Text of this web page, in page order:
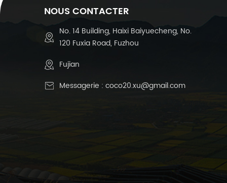
NOUS CONTACTER
No. 14 Building, Haixi Baiyuecheng, No.
120 Fuxia Road, Fuzhou
Fujian
Messagerie : coco20.xu@gmail.com